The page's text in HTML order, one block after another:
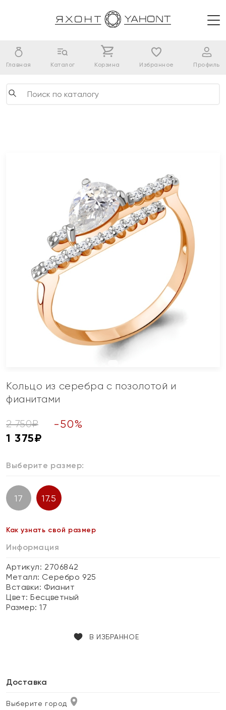
Главная Каталог Корзина Избранное Профиль
Кольцо из серебра с позолотой и
фианитами
2 750₽ -50%
1 375₽
Выберите размер:
17 17.5
Как узнать свой размер
Информация
Артикул: 2706842
Металл: Серебро 925
Вставки: Фианит
Цвет:Бесцветный
Размер:17
В ИЗБРАННОЕ
Доставка
Выберите город